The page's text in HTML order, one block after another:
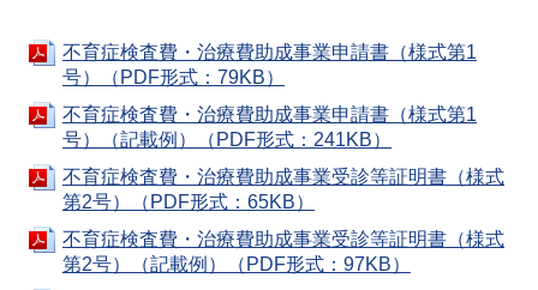
不育症検査費・治療費助成事業申請書（様式第1
号）（PDF形式：79KB）
不育症検査費・治療費助成事業申請書（様式第1
号）（記載例）（PDF形式：241KB）
不育症検査費・治療費助成事業受診等証明書（様式
第2号）（PDF形式：65KB）
不育症検査費・治療費助成事業受診等証明書（様式
第2号）（記載例）（PDF形式：97KB）